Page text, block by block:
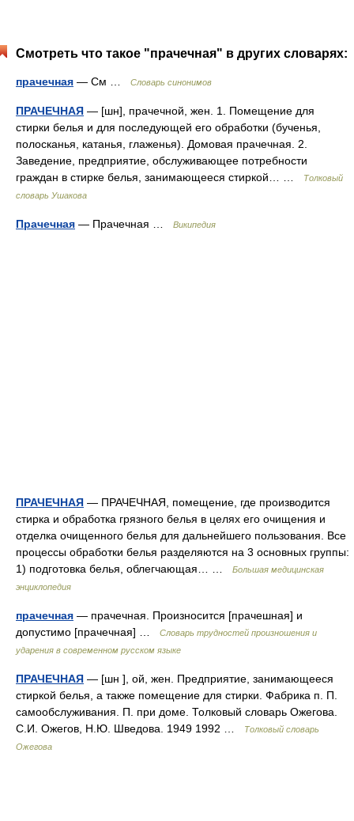
Смотреть что такое "прачечная" в других словарях:
прачечная — См … Словарь синонимов
ПРАЧЕЧНАЯ — [шн], прачечной, жен. 1. Помещение для
стирки белья и для последующей его обработки (бученья,
полосканья, катанья, глаженья). Домовая прачечная. 2.
Заведение, предприятие, обслуживающее потребности
граждан в стирке белья, занимающееся стиркой… …
Толковый
словарь Ушакова
Прачечная — Прачечная … Википедия
ПРАЧЕЧНАЯ — ПРАЧЕЧНАЯ, помещение, где производится
стирка и обработка грязного белья в целях его очищения и
отделка очищенного белья для дальнейшего пользования. Все
процессы обработки белья разделяются на 3 основных группы:
1) подготовка белья, облегчающая… …
Большая медицинская
энциклопедия
прачечная — прачечная. Произносится [прачешная] и
допустимо [прачечная] …
Словарь трудностей произношения и
ударения в современном русском языке
ПРАЧЕЧНАЯ — [шн ], ой, жен. Предприятие, занимающееся
стиркой белья, а также помещение для стирки. Фабрика п. П.
самообслуживания. П. при доме. Толковый словарь Ожегова.
С.И. Ожегов, Н.Ю. Шведова. 1949 1992 …
Толковый словарь
Ожегова